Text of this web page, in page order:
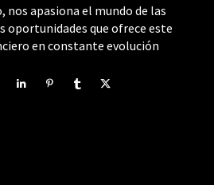
nos apasiona el mundo de las
oportunidades que ofrece este
en constante evolución